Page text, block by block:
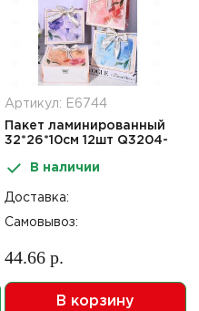
Артикул: Е6744
Пакет ламинированный
32*26*10см 12шт Q3204-
В наличии
Доставка:
Самовывоз:
44.66 р.
В корзину